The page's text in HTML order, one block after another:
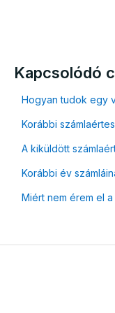
Kapcsolódó
Hogyan tudok egy
Korábbi
A kiküldött
Korábbi év
Miért nem érem el